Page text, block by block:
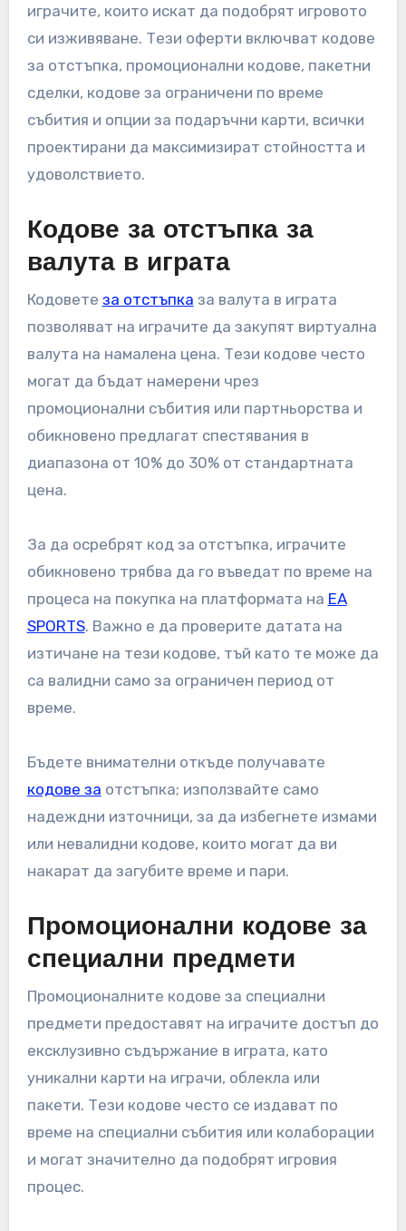
играчите, които искат да подобрят игровото
си изживяване. Тези оферти включват кодове
за отстъпка, промоционални кодове, пакетни
сделки, кодове за ограничени по време
събития и опции за подаръчни карти, всички
проектирани да максимизират стойността и
удоволствието.
Кодове за отстъпка за
валута в играта
Кодовете за отстъпка за валута в играта
позволяват на играчите да закупят виртуална
валута на намалена цена. Тези кодове често
могат да бъдат намерени чрез
промоционални събития или партньорства и
обикновено предлагат спестявания в
диапазона от 10% до 30% от стандартната
цена.
За да осребрят код за отстъпка, играчите
обикновено трябва да го въведат по време на
процеса на покупка на платформата на EA
SPORTS. Важно е да проверите датата на
изтичане на тези кодове, тъй като те може да
са валидни само за ограничен период от
време.
Бъдете внимателни откъде получавате
кодове за отстъпка; използвайте само
надеждни източници, за да избегнете измами
или невалидни кодове, които могат да ви
накарат да загубите време и пари.
Промоционални кодове за
специални предмети
Промоционалните кодове за специални
предмети предоставят на играчите достъп до
ексклузивно съдържание в играта, като
уникални карти на играчи, облекла или
пакети. Тези кодове често се издават по
време на специални събития или колаборации
и могат значително да подобрят игровия
процес.